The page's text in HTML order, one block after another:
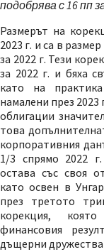
подобрява с 16 пп
Размерът на
2023 г. и са в
за 2022 г. Тези
за 2022 г. и бяха
като на
намалени през
облигации
това
корпоративния
1/3 спрямо 2022
остава със своя
като освен в
през третото
корекция,
финансовия
дъщерни дружества